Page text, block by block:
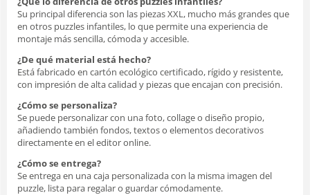
Su principal diferencia son las piezas XXL, mucho más grandes que
en otros puzzles infantiles, lo que permite una experiencia de
montaje más sencilla, cómoda y accesible.
¿De qué material está hecho?
Está fabricado en cartón ecológico certificado, rígido y resistente,
con impresión de alta calidad y piezas que encajan con precisión.
¿Cómo se personaliza?
Se puede personalizar con una foto, collage o diseño propio,
añadiendo también fondos, textos o elementos decorativos
directamente en el editor online.
¿Cómo se entrega?
Se entrega en una caja personalizada con la misma imagen del
puzzle, lista para regalar o guardar cómodamente.